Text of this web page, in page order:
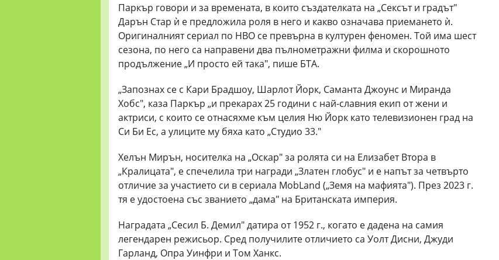
Паркър говори и за времената, в които създателката на „Сексът и градът"
Дарън Стар ѝ е предложила роля в него и какво означава приемането ѝ.
Оригиналният сериал по HBO се превърна в културен феномен. Той има шест
сезона, по него са направени два пълнометражни филма и скорошното
продължение „И просто ей така", пише БТА.
„Запознах се с Кари Брадшоу, Шарлот Йорк, Саманта Джоунс и Миранда
Хобс", каза Паркър „и прекарах 25 години с най-славния екип от жени и
актриси, с които се отнасяхме към целия Ню Йорк като телевизионен град на
Си Би Ес, а улиците му бяха като „Студио 33."
Хелън Мирън, носителка на „Оскар" за ролята си на Елизабет Втора в
„Кралицата", е спечелила три награди „Златен глобус" и е напът за четвърто
отличие за участието си в сериала MobLand („Земя на мафията"). През 2023 г.
тя е удостоена със званието „дама" на Британската империя.
Наградата „Сесил Б. Демил" датира от 1952 г., когато е дадена на самия
легендарен режисьор. Сред получилите отличието са Уолт Дисни, Джуди
Гарланд, Опра Уинфри и Том Ханкс.